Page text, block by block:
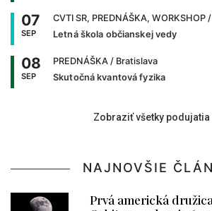
07
SEP
CVTI SR, PREDNÁŠKA, WORKSHOP /
Letná škola občianskej vedy
08
SEP
PREDNÁŠKA / Bratislava
Skutočná kvantová fyzika
Zobraziť všetky podujatia
NAJNOVŠIE
Prvá americká